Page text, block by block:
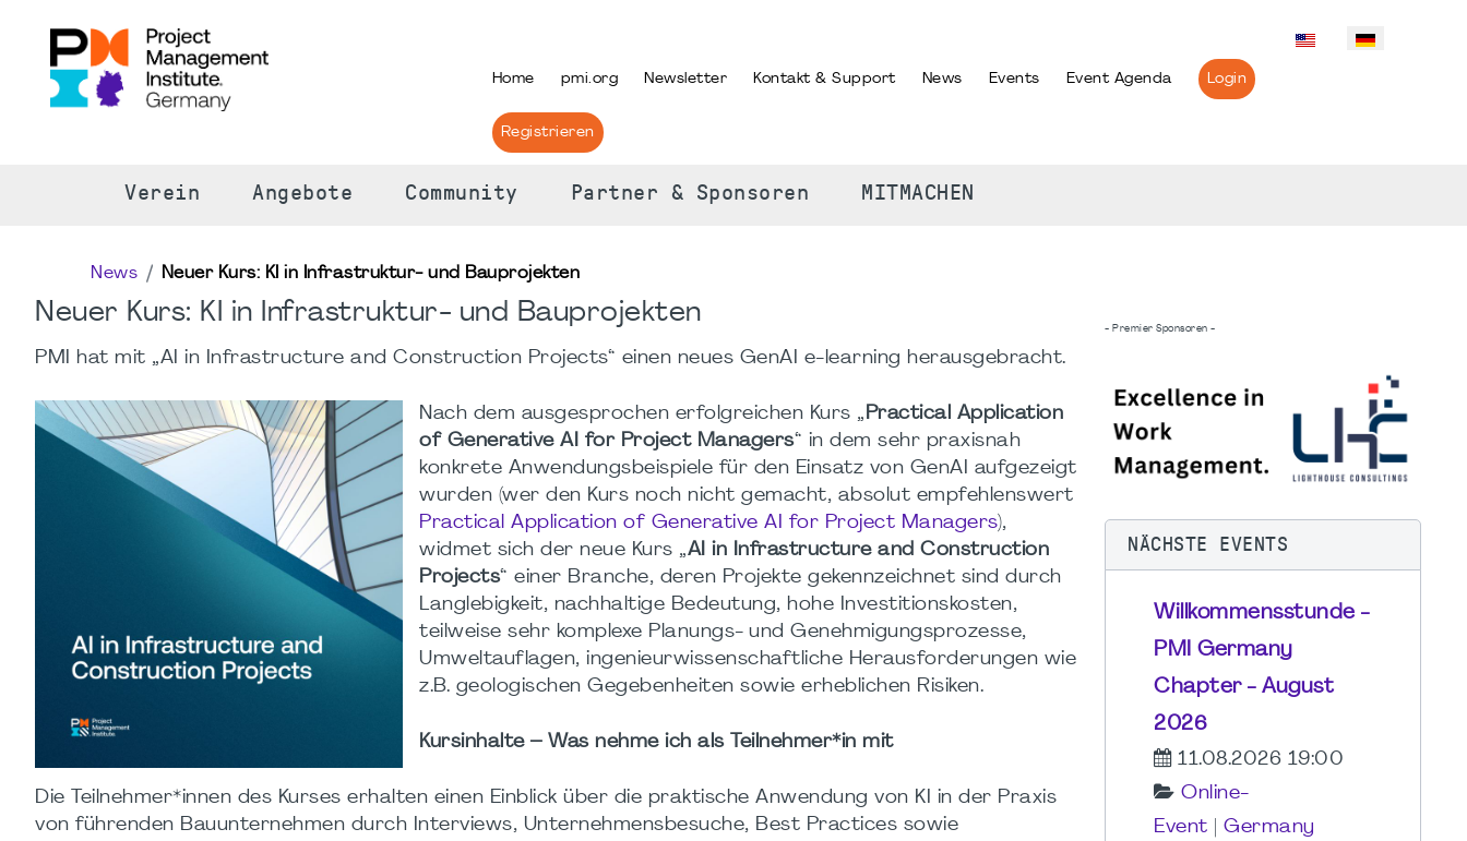
Home pmi.org Newsletter Kontakt & Support News Events Event Agenda Login
Registrieren
Verein Angebote Community Partner & Sponsoren MITMACHEN
News Neuer Kurs: KI in Infrastruktur- und Bauprojekten
Neuer Kurs: KI in Infrastruktur- und Bauprojekten
PMI hat mit „AI in Infrastructure and Construction Projects“ einen neues GenAI e-learning herausgebracht.
Nach dem ausgesprochen erfolgreichen Kurs „ Practical Application
of Generative AI for Project Managers“ in dem sehr praxisnah
konkrete Anwendungsbeispiele für den Einsatz von GenAI aufgezeigt
wurden (wer den Kurs noch nicht gemacht, absolut empfehlenswert
Practical Application of Generative AI for Project Managers),
widmet sich der neue Kurs „AI in Infrastructure and Construction
Projects“ einer Branche, deren Projekte gekennzeichnet sind durch
Langlebigkeit, nachhaltige Bedeutung, hohe Investitionskosten,
teilweise sehr komplexe Planungs- und Genehmigungsprozesse,
Umweltauflagen, ingenieurwissenschaftliche Herausforderungen wie
z.B. geologischen Gegebenheiten sowie erheblichen Risiken.
Kursinhalte – Was nehme ich als Teilnehmer*in mit
Die Teilnehmer*innen des Kurses erhalten einen Einblick über die praktische Anwendung von KI in der Praxis
von führenden Bauunternehmen durch Interviews, Unternehmensbesuche, Best Practices sowie
- Premier Sponsoren -
NÄCHSTE EVENTS
Willkommensstunde -
PMI Germany
Chapter - August
2026
11.08.2026 19:00
Online-
Event
Germany